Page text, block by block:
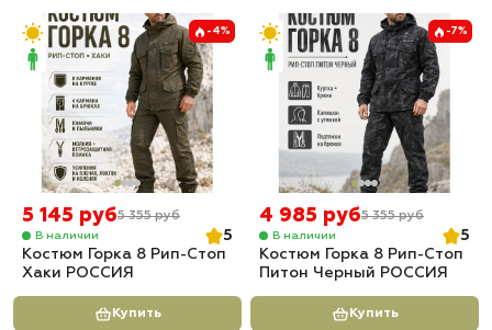
-4%
5 145 руб5 355 руб
В наличии
5
Костюм Горка 8 Рип-Стоп
Хаки РОССИЯ
Купить
-7%
4 985 руб5 355 руб
В наличии
5
Костюм Горка 8 Рип-Стоп
Питон Черный РОССИЯ
Купить